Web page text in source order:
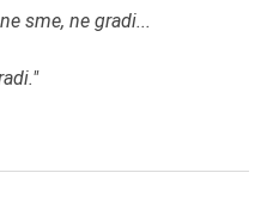
sme, ne gradi...